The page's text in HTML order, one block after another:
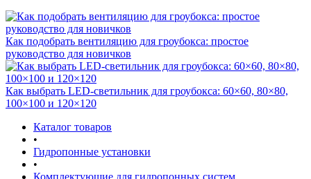
Как подобрать вентиляцию для гроубокса: простое
руководство для новичков
Как выбрать LED-светильник для гроубокса: 60×60, 80×80,
100×100 и 120×120
Каталог товаров
•
Гидропонные установки
•
Комплектующие для гидропонных систем